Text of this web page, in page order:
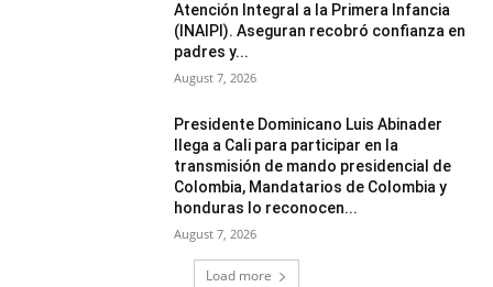
Atención Integral a la Primera Infancia
(INAIPI). Aseguran recobró confianza en
padres y...
August 7, 2026
Presidente Dominicano Luis Abinader
llega a Cali para participar en la
transmisión de mando presidencial de
Colombia, Mandatarios de Colombia y
honduras lo reconocen...
August 7, 2026
Load more